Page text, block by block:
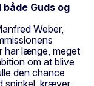
Guds og
Weber,
har længe, meget
om at blive
den chance
spinkel, kræver